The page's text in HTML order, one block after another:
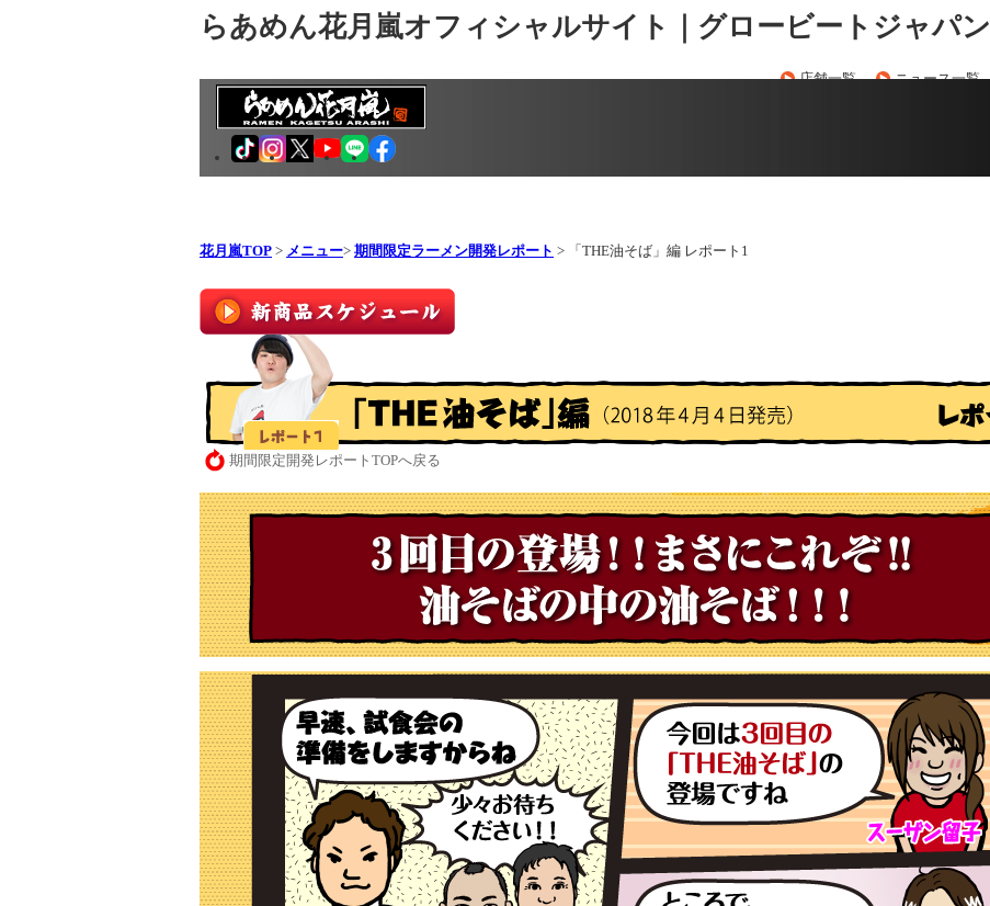
らあめん花月嵐オフィシャルサイト｜グロービートジャパン
店舗一覧 ニュース一覧
花月嵐TOP > メニュー> 期間限定ラーメン開発レポート > 「THE油そば」編 レポート1
期間限定開発レポートTOPへ戻る